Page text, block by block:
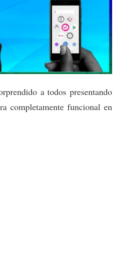
a todos presentando
completamente funcional en